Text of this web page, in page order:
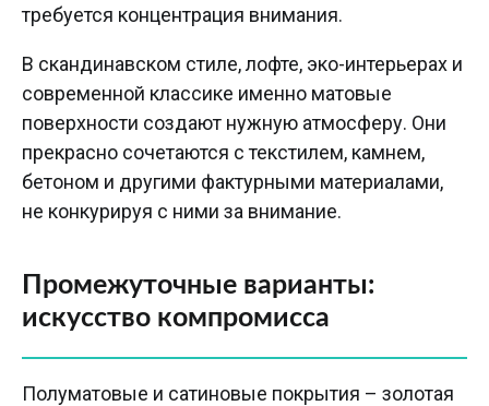
требуется концентрация внимания.
В скандинавском стиле, лофте, эко-интерьерах и
современной классике именно матовые
поверхности создают нужную атмосферу. Они
прекрасно сочетаются с текстилем, камнем,
бетоном и другими фактурными материалами,
не конкурируя с ними за внимание.
Промежуточные варианты:
искусство компромисса
Полуматовые и сатиновые покрытия – золотая